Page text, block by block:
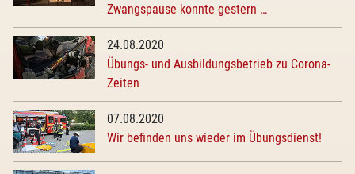
Zwangspause konnte gestern …
24.08.2020
Übungs- und Ausbildungsbetrieb zu Corona-
Zeiten
07.08.2020
Wir befinden uns wieder im Übungsdienst!